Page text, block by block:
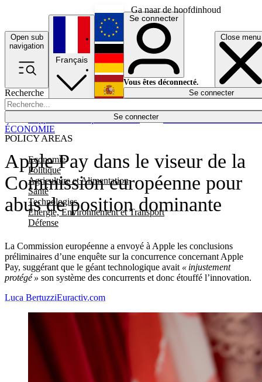
Ga naar de hoofdinhoud
Open sub
navigation
Close menu
Recherche
Se connecter
POLICY AREAS
Economie
Politique
Agriculture et Alimentation
Santé
Technologies
Energie, Environnement et Transport
Défense
Économie
Français
English
Deutsch
Español
Se connecter
Vous êtes déconnecté.
Se connecter
Apple Pay dans le viseur de la
Commission européenne pour
abus de position dominante
La Commission européenne a envoyé à Apple les conclusions
préliminaires d’une enquête sur la concurrence concernant Apple
Pay, suggérant que le géant technologique avait « injustement
protégé » son système des concurrents et donc étouffé l’innovation.
ÉCONOMIE
Luca BertuzziEuractiv.com